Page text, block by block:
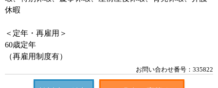
休暇
＜定年・再雇用＞
60歳定年
（再雇用制度有）
お問い合わせ番号：335822